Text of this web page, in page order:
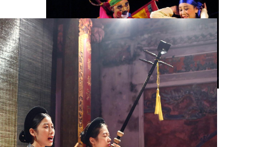
Чео — традиционное сценическое
искусство, ярко отражающее культурную
самобытность Вьетнама (Фото: ВИА)